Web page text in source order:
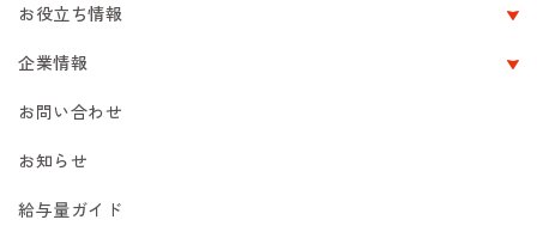
お役立ち情報
企業情報
お問い合わせ
お知らせ
給与量ガイド